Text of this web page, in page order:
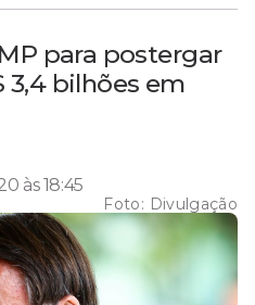
para postergar
3,4 bilhões em
às 18:45
Foto: Divulgação